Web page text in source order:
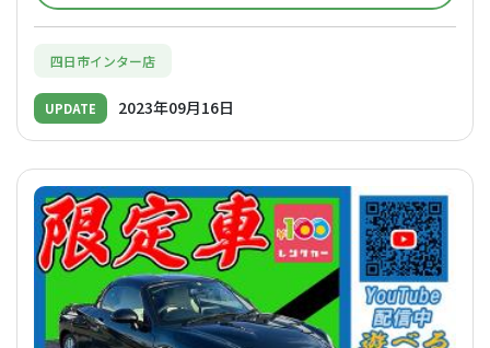
四日市インター店
UPDATE 2023年09月16日